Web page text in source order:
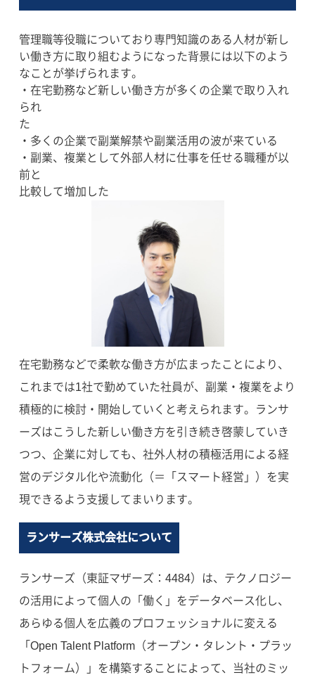
管理職等役職についており専門知識のある人材が新し
い働き方に取り組むようになった背景には以下のよう
なことが挙げられます。
・在宅勤務など新しい働き方が多くの企業で取り入れ
られ
た
・多くの企業で副業解禁や副業活用の波が来ている
・副業、複業として外部人材に仕事を任せる職種が以
前と
比較して増加した
在宅勤務などで柔軟な働き方が広まったことにより、
これまでは1社で勤めていた社員が、副業・複業をより
積極的に検討・開始していくと考えられます。ランサ
ーズはこうした新しい働き方を引き続き啓蒙していき
つつ、企業に対しても、社外人材の積極活用による経
営のデジタル化や流動化（＝「スマート経営」）を実
現できるよう支援してまいります。
ランサーズ株式会社について
ランサーズ（東証マザーズ：4484）は、テクノロジー
の活用によって個人の「働く」をデータベース化し、
あらゆる個人を広義のプロフェッショナルに変える
「Open Talent Platform（オープン・タレント・プラッ
トフォーム）」を構築することによって、当社のミッ